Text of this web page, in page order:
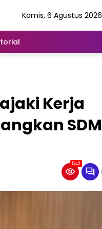
Kamis, 6 Agustus 2026
Kerja
SDM
542